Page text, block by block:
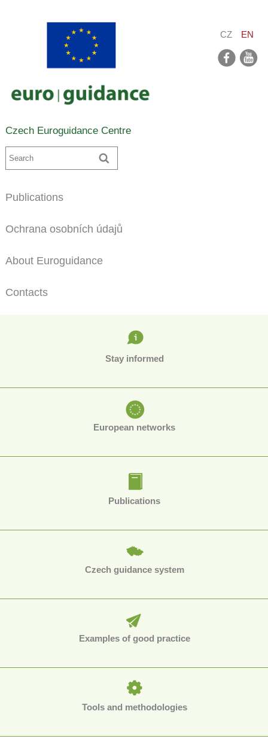
Czech Euroguidance Centre
CZ EN
Publications
Ochrana osobních údajů
About Euroguidance
Contacts
Stay informed
European networks
Publications
Czech guidance system
Examples of good practice
Tools and methodologies